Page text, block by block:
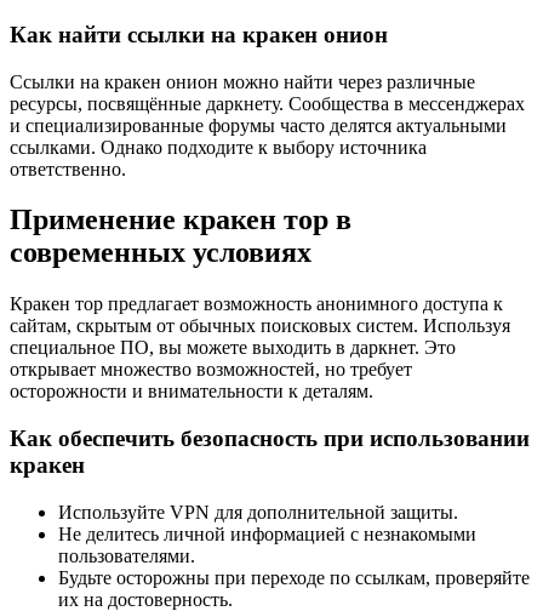
Как найти ссылки на кракен онион
Ссылки на кракен онион можно найти через различные
ресурсы, посвящённые даркнету. Сообщества в мессенджерах
и специализированные форумы часто делятся актуальными
ссылками. Однако подходите к выбору источника
ответственно.
Применение кракен тор в
современных условиях
Кракен тор предлагает возможность анонимного доступа к
сайтам, скрытым от обычных поисковых систем. Используя
специальное ПО, вы можете выходить в даркнет. Это
открывает множество возможностей, но требует
осторожности и внимательности к деталям.
Как обеспечить безопасность при использовании
кракен
Используйте VPN для дополнительной защиты.
Не делитесь личной информацией с незнакомыми
пользователями.
Будьте осторожны при переходе по ссылкам, проверяйте
их на достоверность.